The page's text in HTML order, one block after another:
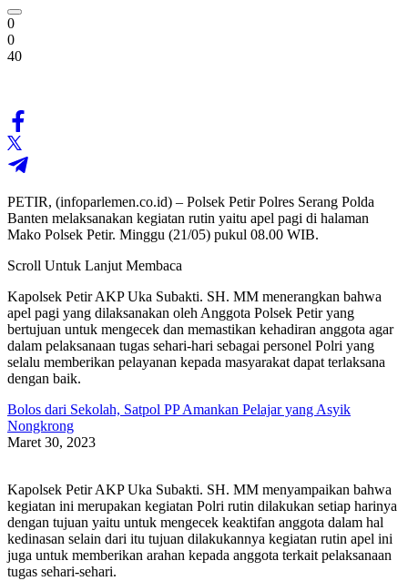
0
0
40
PETIR, (infoparlemen.co.id) – Polsek Petir Polres Serang Polda
Banten melaksanakan kegiatan rutin yaitu apel pagi di halaman
Mako Polsek Petir. Minggu (21/05) pukul 08.00 WIB.
Scroll Untuk Lanjut Membaca
Kapolsek Petir AKP Uka Subakti. SH. MM menerangkan bahwa
apel pagi yang dilaksanakan oleh Anggota Polsek Petir yang
bertujuan untuk mengecek dan memastikan kehadiran anggota agar
dalam pelaksanaan tugas sehari-hari sebagai personel Polri yang
selalu memberikan pelayanan kepada masyarakat dapat terlaksana
dengan baik.
Bolos dari Sekolah, Satpol PP Amankan Pelajar yang Asyik
Nongkrong
Maret 30, 2023
Kapolsek Petir AKP Uka Subakti. SH. MM menyampaikan bahwa
kegiatan ini merupakan kegiatan Polri rutin dilakukan setiap harinya
dengan tujuan yaitu untuk mengecek keaktifan anggota dalam hal
kedinasan selain dari itu tujuan dilakukannya kegiatan rutin apel ini
juga untuk memberikan arahan kepada anggota terkait pelaksanaan
tugas sehari-sehari.